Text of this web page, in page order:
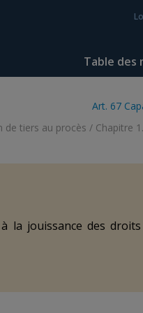
Table des
Art. 67
de tiers au procès / Chapitre
la jouissance des